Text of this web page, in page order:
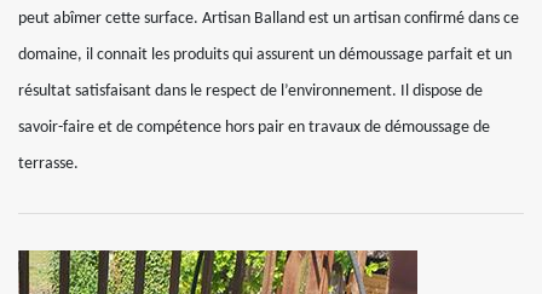
peut abîmer cette surface. Artisan Balland est un artisan confirmé dans ce
domaine, il connait les produits qui assurent un démoussage parfait et un
résultat satisfaisant dans le respect de l’environnement. Il dispose de
savoir-faire et de compétence hors pair en travaux de démoussage de
terrasse.